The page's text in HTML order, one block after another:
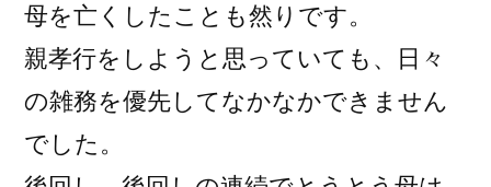
母を亡くしたことも然りです。
親孝行をしようと思っていても、日々
の雑務を優先してなかなかできません
でした。